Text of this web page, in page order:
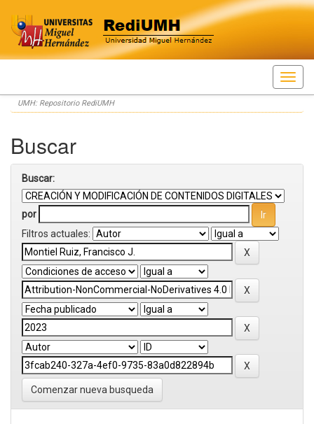
Skip
navigation
UMH: Repositorio RediUMH
Buscar
Buscar:
por
Filtros actuales:
Comenzar nueva busqueda